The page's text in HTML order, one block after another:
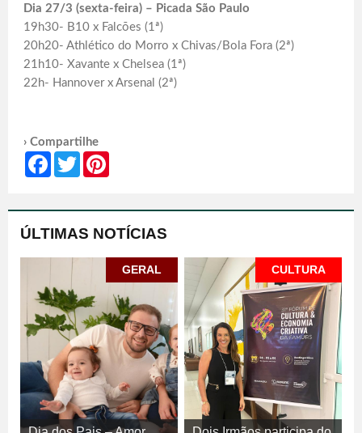
Dia 27/3 (sexta-feira) – Picada São Paulo
19h30- B10 x Falcões (1ª)
20h20- Athlético do Morro x Chivas/Bola Fora (2ª)
21h10- Xavante x Chelsea (1ª)
22h- Hannover x Arsenal (2ª)
› Compartilhe
FacebookTwitter
ÚLTIMAS NOTÍCIAS
GERAL CULTURA